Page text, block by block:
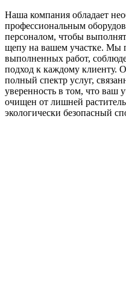
Наша компания обладает
профессиональным
персоналом, чтобы
щепу на вашем участке. Мы
выполненных работ,
подход к каждому клиенту.
полный спектр услуг,
уверенность в том, что ваш
очищен от лишней
экологически безопасный